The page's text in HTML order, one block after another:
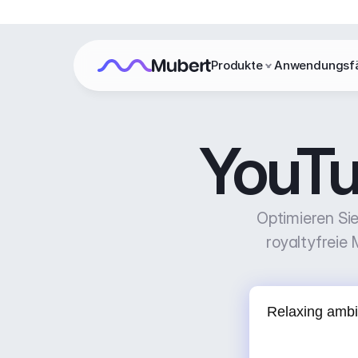
Optimieren
royaltyfreie
Produkte